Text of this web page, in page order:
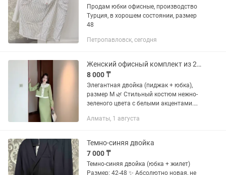
Продам юбки офисные, производство
Турция, в хорошем состоянии, размер
48
Петропавловск, сегодня
Женский офисный комплект из 2 предметов
8 000 ₸
Элегантная двойка (пиджак + юбка),
размер M 🌿 Стильный костюм нежно-
зеленого цвета с белыми акцентами.
воротником и золотистыми
Алматы, 1 августа
Темно-синяя двойка
7 000 ₸
Темно-синяя двойка (юбка + жилет)
Размер: 42-48 ✨ Абсолютно новая, не